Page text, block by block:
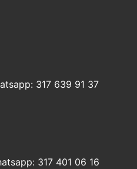
317 639 91 37
317 401 06 16